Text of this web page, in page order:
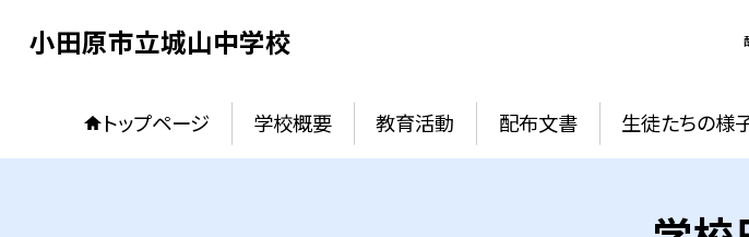
小田原市立城山中学校
トップページ 学校概要 教育活動 配布文書 生徒たちの様